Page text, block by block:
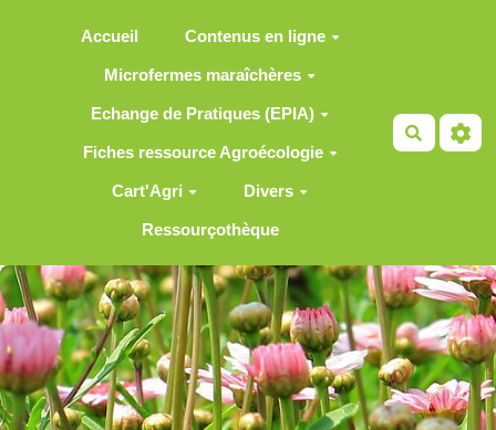
Accueil Contenus en ligne
Microfermes maraîchères
Echange de Pratiques (EPIA)
Fiches ressource Agroécologie
Cart'Agri Divers
Ressourçothèque